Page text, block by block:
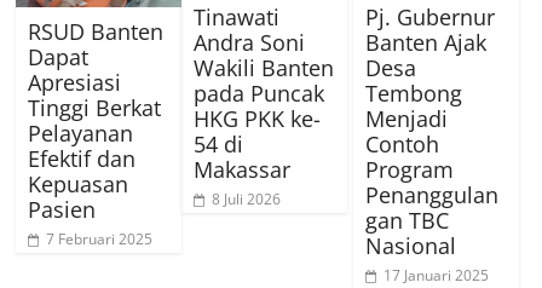
RSUD Banten
Dapat
Apresiasi
Tinggi Berkat
Pelayanan
Efektif dan
Kepuasan
Pasien
7 Februari 2025
Tinawati
Andra Soni
Wakili Banten
pada Puncak
HKG PKK ke-
54 di
Makassar
8 Juli 2026
Pj. Gubernur
Banten Ajak
Desa
Tembong
Menjadi
Contoh
Program
Penanggulan
gan TBC
Nasional
17 Januari 2025